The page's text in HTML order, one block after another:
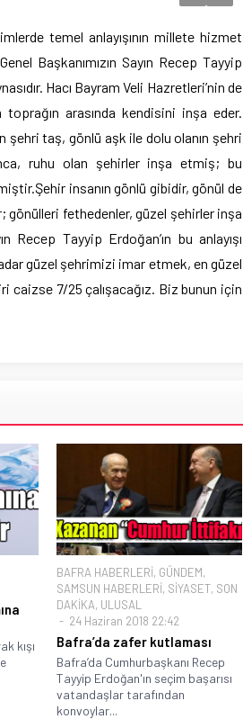
temel anlayışının millete hizmet
Başkanımızın Sayın Recep Tayyip
Hacı Bayram Veli Hazretleri’nin de
arasında kendisini inşa eder.
şehri taş, gönlü aşk ile dolu olanın şehri
ruhu olan şehirler inşa etmiş; bu
insanın gönlü gibidir, gönül de
gönülleri fethedenler, güzel şehirler inşa
Recep Tayyip Erdoğan’ın bu anlayışı
güzel şehrimizi imar etmek, en güzel
7/25 çalışacağız. Biz bunun için
kışı
BAFRA HABERLERİ, GÜNDEM,
SAMSUN HABERLERİ, SİYASET, SON
DAKİKA, ULUSAL
24 Haziran 2018 22:42
Bafra’da zafer kutlaması
Bafra’da Cumhurbaşkanı Recep
Tayyip Erdoğan'ın seçim başarısı
vatandaşlar tarafından
konvoylar...